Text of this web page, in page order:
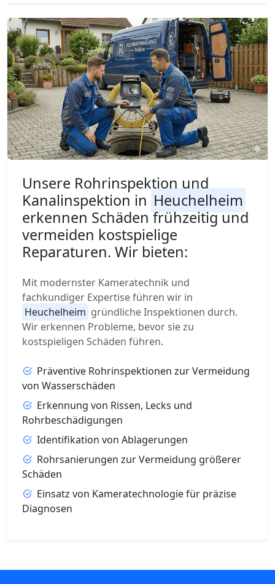
Unsere Rohrinspektion und
Kanalinspektion in Heuchelheim
erkennen Schäden frühzeitig und
vermeiden kostspielige
Reparaturen. Wir bieten:
Mit modernster Kameratechnik und
fachkundiger Expertise führen wir in
Heuchelheim gründliche Inspektionen durch.
Wir erkennen Probleme, bevor sie zu
kostspieligen Schäden führen.
Präventive Rohrinspektionen zur Vermeidung
von Wasserschäden
Erkennung von Rissen, Lecks und
Rohrbeschädigungen
Identifikation von Ablagerungen
Rohrsanierungen zur Vermeidung größerer
Schäden
Einsatz von Kameratechnologie für präzise
Diagnosen